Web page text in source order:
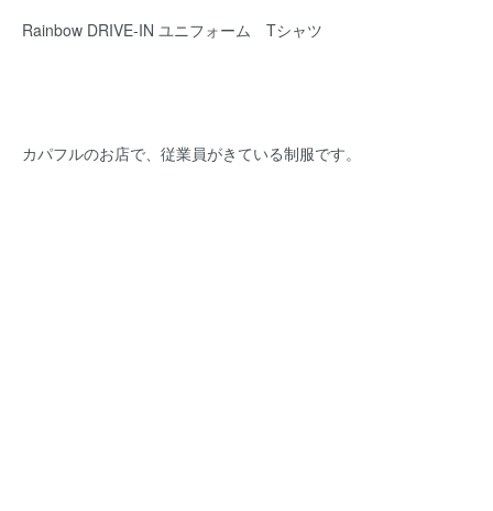
Rainbow DRIVE-IN ユニフォーム Tシャツ
カパフルのお店で、従業員がきている制服です。